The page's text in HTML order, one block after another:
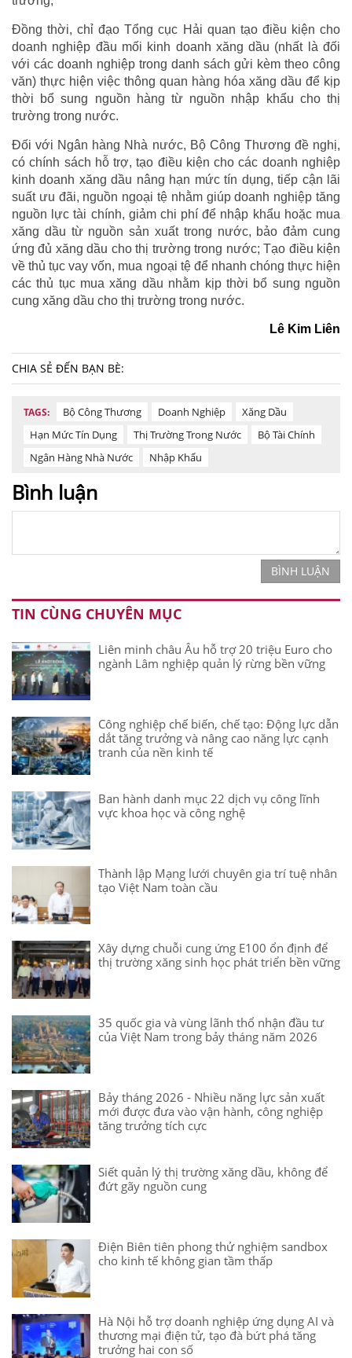
Đồng thời, chỉ đạo Tổng cục Hải quan tạo điều kiện cho
doanh nghiệp đầu mối kinh doanh xăng dầu (nhất là đối
với các doanh nghiệp trong danh sách gửi kèm theo công
văn) thực hiện việc thông quan hàng hóa xăng dầu để kịp
thời bổ sung nguồn hàng từ nguồn nhập khẩu cho thị
trường trong nước.
Đối với Ngân hàng Nhà nước, Bộ Công Thương đề nghị,
có chính sách hỗ trợ, tạo điều kiện cho các doanh nghiệp
kinh doanh xăng dầu nâng hạn mức tín dụng, tiếp cận lãi
suất ưu đãi, nguồn ngoại tệ nhằm giúp doanh nghiệp tăng
nguồn lực tài chính, giảm chi phí để nhập khẩu hoặc mua
xăng dầu từ nguồn sản xuất trong nước, bảo đảm cung
ứng đủ xăng dầu cho thị trường trong nước; Tạo điều kiện
về thủ tục vay vốn, mua ngoại tệ để nhanh chóng thực hiện
các thủ tục mua xăng dầu nhằm kịp thời bổ sung nguồn
cung xăng dầu cho thị trường trong nước.
Lê Kim Liên
CHIA SẺ ĐẾN BẠN BÈ:
TAGS: Bộ Công Thương Doanh Nghiệp
Xăng Dầu
Hạn Mức Tín Dụng
Thị Trường Trong Nước
Bộ Tài Chính
Ngân Hàng Nhà Nước
Nhập Khẩu
Bình luận
BÌNH LUẬN
TIN CÙNG CHUYÊN MỤC
Liên minh châu Âu hỗ trợ 20 triệu Euro cho
ngành Lâm nghiệp quản lý rừng bền vững
Công nghiệp chế biến, chế tạo: Động lực dẫn
dắt tăng trưởng và nâng cao năng lực cạnh
tranh của nền kinh tế
Ban hành danh mục 22 dịch vụ công lĩnh
vực khoa học và công nghệ
Thành lập Mạng lưới chuyên gia trí tuệ nhân
tạo Việt Nam toàn cầu
Xây dựng chuỗi cung ứng E100 ổn định để
thị trường xăng sinh học phát triển bền vững
35 quốc gia và vùng lãnh thổ nhận đầu tư
của Việt Nam trong bảy tháng năm 2026
Bảy tháng 2026 - Nhiều năng lực sản xuất
mới được đưa vào vận hành, công nghiệp
tăng trưởng tích cực
Siết quản lý thị trường xăng dầu, không để
đứt gãy nguồn cung
Điện Biên tiên phong thử nghiệm sandbox
cho kinh tế không gian tầm thấp
Hà Nội hỗ trợ doanh nghiệp ứng dụng AI và
thương mại điện tử, tạo đà bứt phá tăng
trưởng hai con số